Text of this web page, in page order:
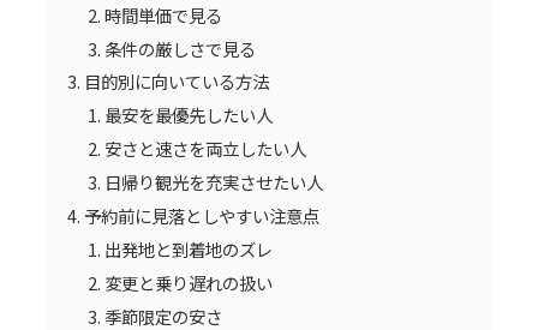
時間単価で見る
条件の厳しさで見る
目的別に向いている方法
最安を最優先したい人
安さと速さを両立したい人
日帰り観光を充実させたい人
予約前に見落としやすい注意点
出発地と到着地のズレ
変更と乗り遅れの扱い
季節限定の安さ